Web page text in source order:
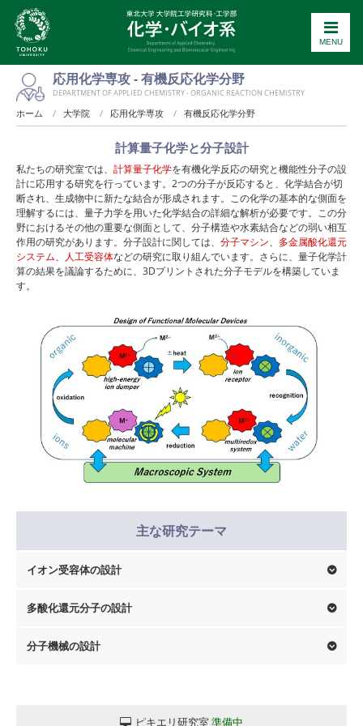
応用化学専攻 - 有機反応化学分野
DEPARTMENT OF APPLIED CHEMISTRY - ORGANIC REACTION CHEMISTRY
ホーム 大学院 応用化学専攻 有機反応化学分野
計算量子化学と分子設計
私たちの研究室では、 計算量子化学を有機化学反応の研究と機能性分子の設
計に応用する研究を行っています。2つの分子が反応すると、化学結合が切
断され、生成物中に新たな結合が形成されます。この化学の基本的な側面を
理解するには、量子力学を用いた化学結合の詳細な解析が必要です。この分
野におけるその他の重要な側面として、分子構造や水素結合などの弱い相互
作用の研究があります。分子設計に関しては、 分子マシン、 多金属酸化還元
システム、 人工受容体などの研究に取り組んでいます。さらに、量子化学計
算の結果を議論するために、3Dプリントされた分子モデルを構築していま
す。
主な研究テーマ
イオン受容体の設計
多酸化還元分子の設計
分子機械の設計
ピキエリ研究室準備中
MENU